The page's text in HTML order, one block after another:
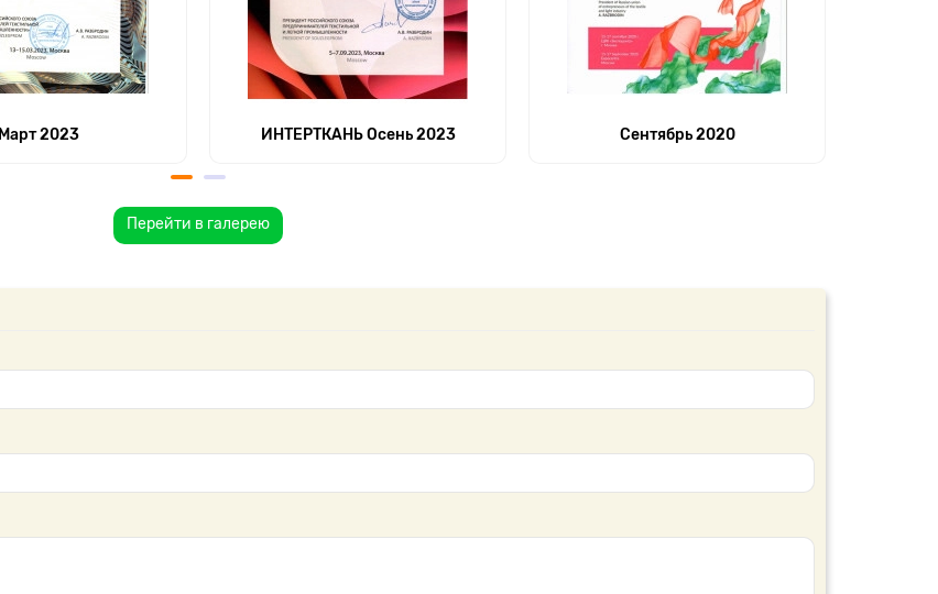
Март 2023 ИНТЕРТКАНЬ Осень 2023 Сентябрь 2020
Перейти в галерею